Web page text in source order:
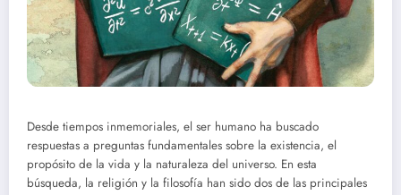
Desde tiempos inmemoriales, el ser humano ha buscado
respuestas a preguntas fundamentales sobre la existencia, el
propósito de la vida y la naturaleza del universo. En esta
búsqueda, la religión y la filosofía han sido dos de las principales